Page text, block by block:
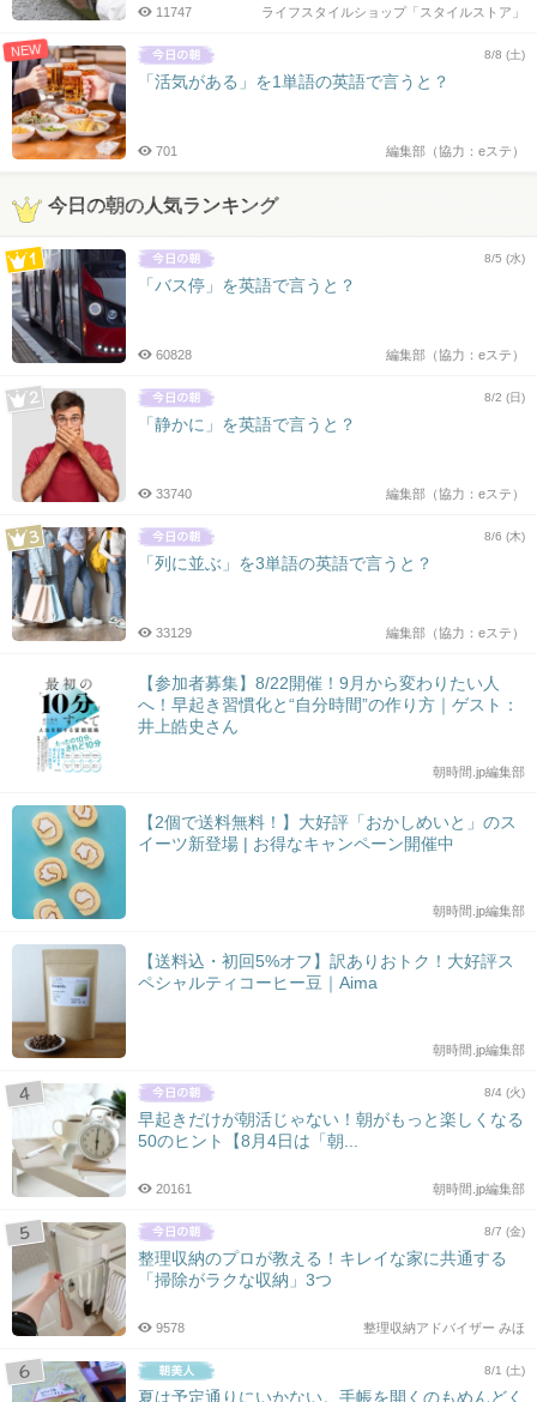
ライフスタイルショップ「スタイルストア」
11747
NEW 8/8 (土)
「活気がある」を1単語の英語で言うと？
編集部（協力：eステ）
701
今日の朝の人気ランキング
8/5 (水)
「バス停」を英語で言うと？
編集部（協力：eステ）
60828
8/2 (日)
「静かに」を英語で言うと？
編集部（協力：eステ）
33740
8/6 (木)
「列に並ぶ」を3単語の英語で言うと？
編集部（協力：eステ）
33129
【参加者募集】8/22開催！9月から変わりたい人
へ！早起き習慣化と“自分時間”の作り方｜ゲスト：
井上皓史さん
朝時間.jp編集部
【2個で送料無料！】大好評「おかしめいと」のス
イーツ新登場 | お得なキャンペーン開催中
朝時間.jp編集部
【送料込・初回5%オフ】訳ありおトク！大好評ス
ペシャルティコーヒー豆｜Aima
朝時間.jp編集部
8/4 (火)
早起きだけが朝活じゃない！朝がもっと楽しくなる
50のヒント【8月4日は「朝...
朝時間.jp編集部
20161
8/7 (金)
整理収納のプロが教える！キレイな家に共通する
「掃除がラクな収納」3つ
整理収納アドバイザー みほ
9578
8/1 (土)
夏は予定通りにいかない。手帳を開くのもめんどく